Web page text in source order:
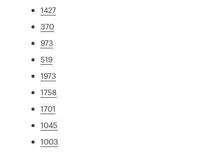
1427
370
973
519
1973
1758
1701
1045
1003